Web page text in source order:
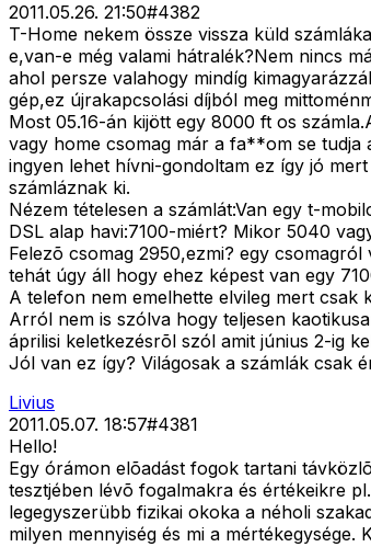
2011.05.26. 21:50#4382
T-Home nekem össze vissza küld
e,van-e még valami hátralék?Nem nincs
ahol persze valahogy mindíg
gép,ez újrakapcsolási díjból meg
Most 05.16-án kijött egy 8000 ft os
vagy home csomag már a fa**om se tudja
ingyen lehet hívni-gondoltam ez így jó
számláznak ki.
Nézem tételesen a számlát:Van egy t-
DSL alap havi:7100-miért? Mikor 5040
Felezõ csomag 2950,ezmi? egy
tehát úgy áll hogy ehez képest van egy
A telefon nem emelhette elvileg mert
Arról nem is szólva hogy teljesen
áprilisi keletkezésrõl szól amit június 2-ig
Jól van ez így? Világosak a számlák csak
Livius
2011.05.07. 18:57#4381
Hello!
Egy órámon elõadást fogok tartani
tesztjében lévõ fogalmakra és értékeikre
legegyszerübb fizikai okoka a néholi
milyen mennyiség és mi a mértékegysége.